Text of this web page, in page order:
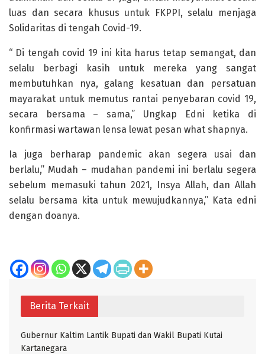
luas dan secara khusus untuk FKPPI, selalu menjaga
Solidaritas di tengah Covid-19.
“ Di tengah covid 19 ini kita harus tetap semangat, dan
selalu berbagi kasih untuk mereka yang sangat
membutuhkan nya, galang kesatuan dan persatuan
mayarakat untuk memutus rantai penyebaran covid 19,
secara bersama – sama,” Ungkap Edni ketika di
konfirmasi wartawan lensa lewat pesan what shapnya.
Ia juga berharap pandemic akan segera usai dan
berlalu,” Mudah – mudahan pandemi ini berlalu segera
sebelum memasuki tahun 2021, Insya Allah, dan Allah
selalu bersama kita untuk mewujudkannya,” Kata edni
dengan doanya.
Berita Terkait
Gubernur Kaltim Lantik Bupati dan Wakil Bupati Kutai
Kartanegara